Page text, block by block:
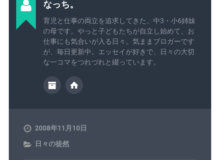
なっち。
育児と仕事の両立を追求してきた、中3・小6姉妹
の母です。やっと子どもたちが自立し始めて、お
仕事にも気合いが入る日々。気ままブロガーです
が、毎日更新中。エッセイが好きで、日々の大切
な一コマをつれづれと綴っています。
2008年11月10日
日々の徒然